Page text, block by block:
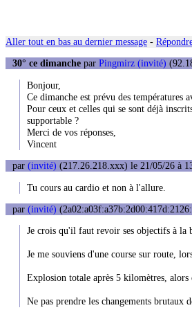
Aller tout en bas au dernier message -
30° ce dimanche par Pingmirz (invité)
Bonjour,
Ce dimanche est prévu des températures
Pour ceux et celles qui se sont déjà
supportable ?
Merci de vos réponses,
Vincent
par (invité) (217.26.218.xxx) le 21/05/26 à
Tu cours au cardio et non à l'allure.
par (invité)
Je crois qu'il faut revoir ses objectifs à la
Je me souviens d'une course sur route,
Explosion totale après 5 kilomètres, alors
Ne pas prendre les changements brutaux